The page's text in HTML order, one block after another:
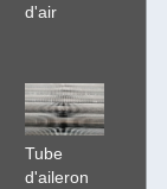
d'air
Tube
d'aileron